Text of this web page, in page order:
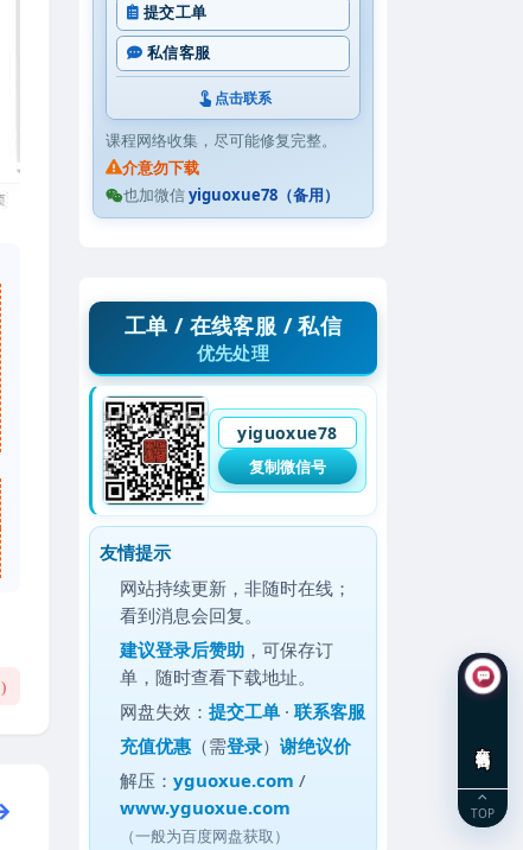
)
提交工单
私信客服
点击联系
课程网络收集，尽可能修复完整。
介意勿下载
也加微信yiguoxue78（备用）
工单 / 在线客服 / 私信
优先处理
yiguoxue78
复制微信号
友情提示
网站持续更新，非随时在线；
看到消息会回复。
建议登录后赞助 ，可保存订
单，随时查看下载地址。
网盘失效：提交工单 ·联系客服
充值优惠 （需登录）谢绝议价
解压：yguoxue.com /
www.yguoxue.com
（一般为百度网盘获取）
TOP